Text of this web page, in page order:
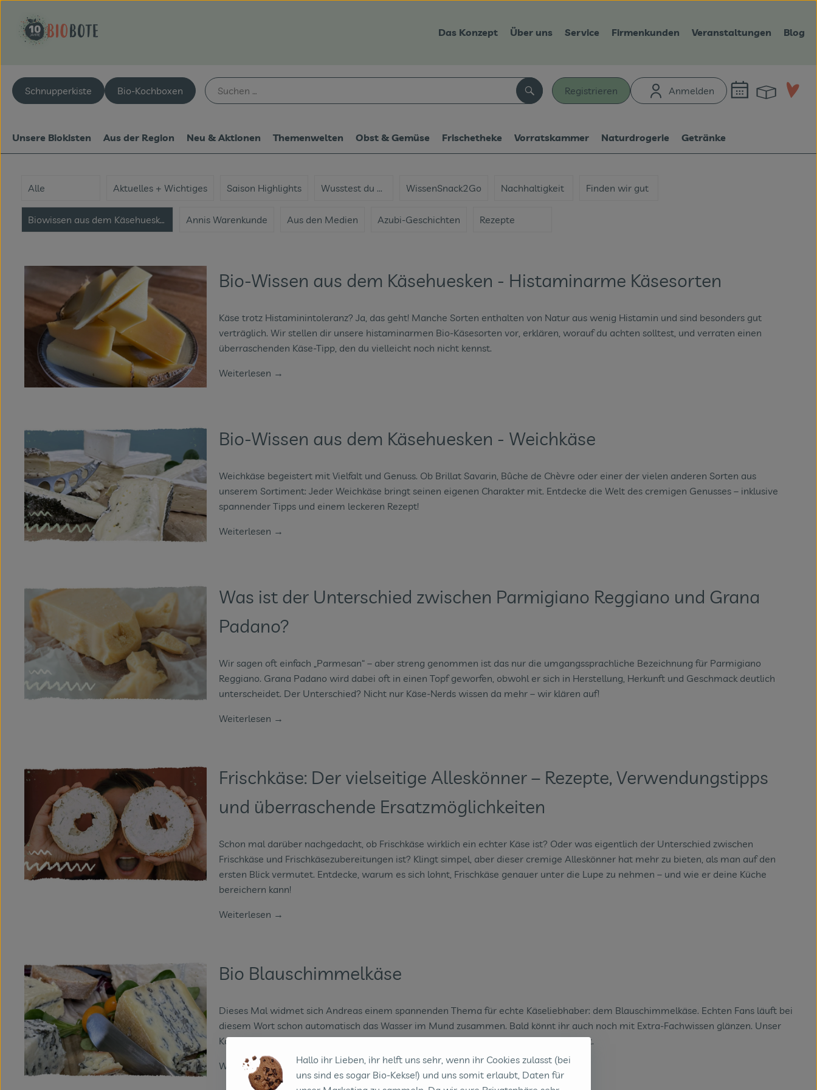
Das Konzept Über uns Service Firmenkunden Veranstaltungen Blog
Registrieren Anmelden
Suchen
Schnupperkiste Bio-Kochboxen
Unsere Biokisten Aus der Region Neu & Aktionen Themenwelten Obst & Gemüse Frischetheke Vorratskammer Naturdrogerie Getränke
Alle Aktuelles + Wichtiges Saison Highlights Wusstest du ... WissenSnack2Go Nachhaltigkeit Finden wir gut
Biowissen aus dem Käsehuesken Annis Warenkunde Aus den Medien Azubi-Geschichten Rezepte
Bio-Wissen aus dem Käsehuesken - Histaminarme Käsesorten
Käse trotz Histaminintoleranz? Ja, das geht! Manche Sorten enthalten von Natur aus wenig Histamin und sind besonders gut
verträglich. Wir stellen dir unsere histaminarmen Bio-Käsesorten vor, erklären, worauf du achten solltest, und verraten einen
überraschenden Käse-Tipp, den du vielleicht noch nicht kennst.
Weiterlesen →
Bio-Wissen aus dem Käsehuesken - Weichkäse
Weichkäse begeistert mit Vielfalt und Genuss. Ob Brillat Savarin, Bûche de Chèvre oder einer der vielen anderen Sorten aus
unserem Sortiment: Jeder Weichkäse bringt seinen eigenen Charakter mit. Entdecke die Welt des cremigen Genusses – inklusive
spannender Tipps und einem leckeren Rezept!
Weiterlesen →
Was ist der Unterschied zwischen Parmigiano Reggiano und Grana
Padano?
Wir sagen oft einfach „Parmesan“ – aber streng genommen ist das nur die umgangssprachliche Bezeichnung für Parmigiano
Reggiano. Grana Padano wird dabei oft in einen Topf geworfen, obwohl er sich in Herstellung, Herkunft und Geschmack deutlich
unterscheidet. Der Unterschied? Nicht nur Käse-Nerds wissen da mehr – wir klären auf!
Weiterlesen →
Frischkäse: Der vielseitige Alleskönner – Rezepte, Verwendungstipps
und überraschende Ersatzmöglichkeiten
Schon mal darüber nachgedacht, ob Frischkäse wirklich ein echter Käse ist? Oder was eigentlich der Unterschied zwischen
Frischkäse und Frischkäsezubereitungen ist? Klingt simpel, aber dieser cremige Alleskönner hat mehr zu bieten, als man auf den
ersten Blick vermutet. Entdecke, warum es sich lohnt, Frischkäse genauer unter die Lupe zu nehmen – und wie er deine Küche
bereichern kann!
Weiterlesen →
Bio Blauschimmelkäse
Dieses Mal widmet sich Andreas einem spannenden Thema für echte Käseliebhaber: dem Blauschimmelkäse. Echten Fans läuft bei
diesem Wort schon automatisch das Wasser im Mund zusammen. Bald könnt ihr auch noch mit Extra-Fachwissen glänzen. Unser
Käseexperte Andreas hat euch alles was ihr darüber wissen müsst, zusammengefasst.
Weiterlesen →
Hallo ihr Lieben, ihr helft uns sehr, wenn ihr Cookies zulasst (bei
uns sind es sogar Bio-Kekse!) und uns somit erlaubt, Daten für